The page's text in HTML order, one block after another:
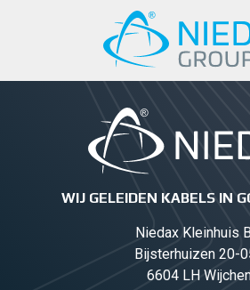
WIJ GELEIDEN KABELS IN
Niedax Kleinhuis
Bijsterhuizen 20-
6604 LH